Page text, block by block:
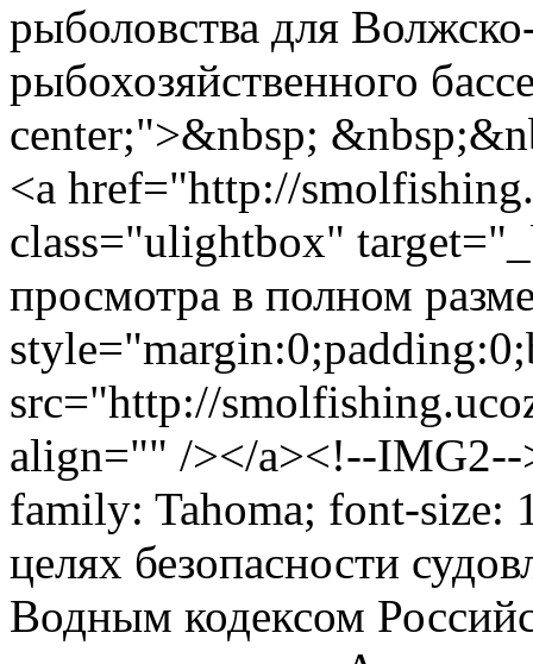
рыболовства для
рыбохозяйственного
center;">&nbsp;
<a href="http://
class="ulightbox"
просмотра в полном
src="http://
align="" /></a><!--IMG2--
family: Tahoma; font-
целях безопасности
Водным кодексом